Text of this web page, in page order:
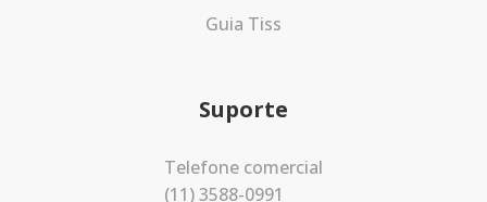
Guia Tiss
Suporte
Telefone comercial
(11) 3588-0991